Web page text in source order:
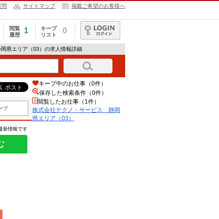
問 サイトマップ 掲載ご希望のお客様へ
閲覧
履歴
1
キープ
リスト
0
ログイン
県エリア（03）の求人情報詳細
プ
新情報です
キープ中のお仕事（0件）
保存した検索条件（0件）
閲覧したお仕事（1件）
株式会社テクノ・サービス 静岡
県エリア（03）